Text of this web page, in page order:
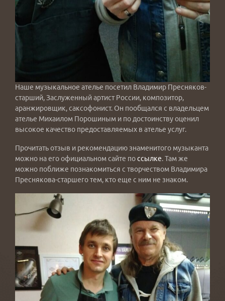
Наше музыкальное ателье посетил Владимир Пресняков-
старший, Заслуженный артист России, композитор,
аранжировщик, саксофонист. Он пообщался с владельцем
ателье Михаилом Порошиным и по достоинству оценил
высокое качество предоставляемых в ателье услуг.
Прочитать отзыв и рекомендацию знаменитого музыканта
можно на его официальном сайте поссылке. Там же
можно поближе познакомиться с творчеством Владимира
Преснякова-старшего тем, кто еще с ним не знаком.